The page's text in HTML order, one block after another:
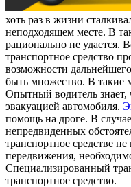
хоть раз в жизни
неподходящем месте. В
рационально не
транспортное средство
возможности
быть множество. В такие
Опытный водитель знает,
эвакуацией автомобиля.
помощь на дроге. В
непредвиденных
транспортное средстве
передвижения,
Специализированный
транспортное средство.